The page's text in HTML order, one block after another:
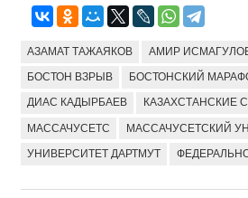
АЗАМАТ ТАЖАЯКОВ АМИР
БОСТОН ВЗРЫВ БОСТОНСКИЙ
ДИАС КАДЫРБАЕВ КАЗАХСТАНСКИЕ
МАССАЧУСЕТС МАССАЧУСЕТСКИЙ
УНИВЕРСИТЕТ ДАРТМУТ